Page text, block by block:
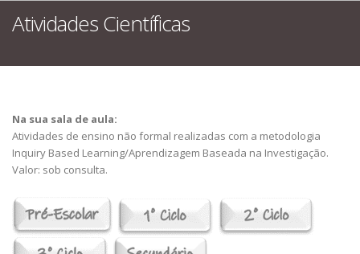
Atividades Científicas
Na sua sala de aula:
Atividades de ensino não formal realizadas com a metodologia
Inquiry Based Learning/Aprendizagem Baseada na Investigação.
Valor: sob consulta.